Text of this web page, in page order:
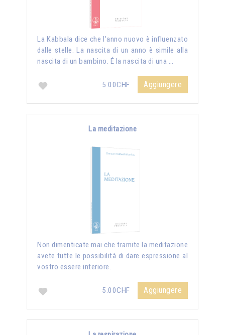
La Kabbala dice che l'anno nuovo è influenzato
dalle stelle. La nascita di un anno è simile alla
nascita di un bambino. É la nascita di una …
5.00CHF Aggiungere
La meditazione
Non dimenticate mai che tramite la meditazione
avete tutte le possibilità di dare espressione al
vostro essere interiore.
5.00CHF Aggiungere